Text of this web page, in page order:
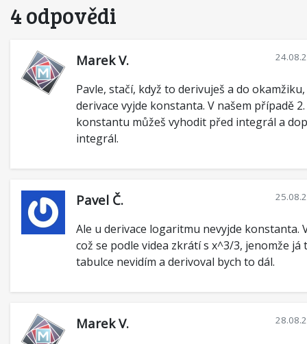
4 odpovědi
Marek V.
Pavle, stačí, když to derivuješ a do
derivace vyjde konstanta. V našem případě
konstantu můžeš vyhodit před integrál a
integrál.
Pavel Č.
Ale u derivace logaritmu nevyjde konstanta.
což se podle videa zkrátí s x^3/3, jenomže já
tabulce nevidím a derivoval bych to dál.
Marek V.